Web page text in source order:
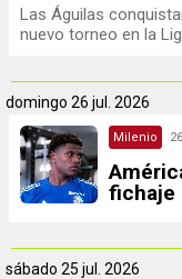
Las Águilas
nuevo torneo en la
domingo 26 jul. 2026
Milenio
fichaje
sábado 25 jul. 2026